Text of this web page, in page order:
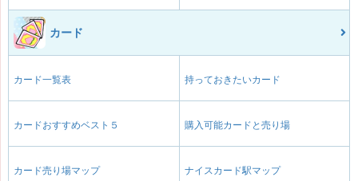
カード
カード一覧表 持っておきたいカード
カードおすすめベスト５ 購入可能カードと売り場
カード売り場マップ ナイスカード駅マップ